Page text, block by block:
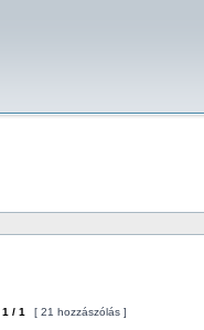
1 / 1 [ 21 hozzászólás ]